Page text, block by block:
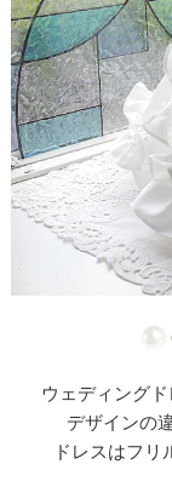
ッションカバ
【ドレスリメ
ーウェイベビ
【ドレスリメ
【ドレスリメ
レス
【ドレス＆
ス
【ドレスリ
ウェディング
デザインの
ドレスはフリ